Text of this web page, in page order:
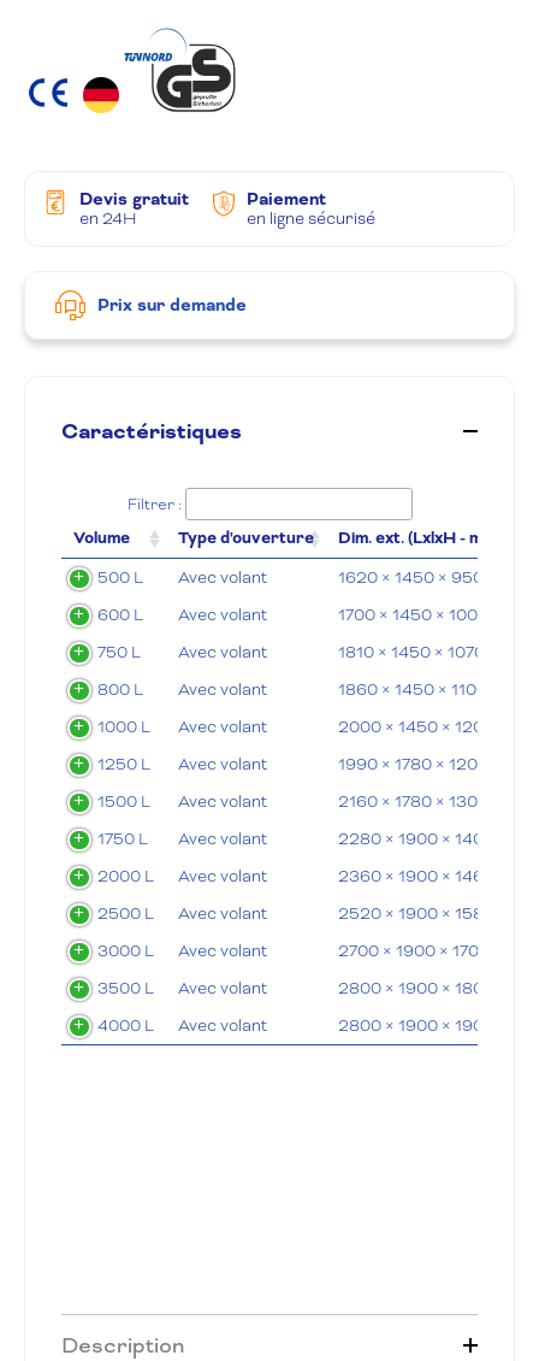
Devis gratuit
en 24H
Paiement
en ligne sécurisé
Prix sur demande
Caractéristiques
Filtrer :
Volume Type d'ouverture Dim. ext. (LxlxH - mm)
500 L Avec volant
1620 × 1450 × 950 mm
600 L
Avec volant
1700 × 1450 × 100 mm
750 L
Avec volant
1810 × 1450 × 1070 mm
800 L
Avec volant
1860 × 1450 × 1100 mm
1000 L
Avec volant
2000 × 1450 × 1200 mm
1250 L
Avec volant
1990 × 1780 × 1200 mm
1500 L
Avec volant
2160 × 1780 × 1300 mm
1750 L
Avec volant
2280 × 1900 × 1400 mm
2000 L
Avec volant
2360 × 1900 × 1460 mm
2500 L
Avec volant
2520 × 1900 × 1580 mm
3000 L
Avec volant
2700 × 1900 × 1700 mm
3500 L
Avec volant
2800 × 1900 × 1800 mm
4000 L
Avec volant 2800 × 1900 × 1900 mm
Description